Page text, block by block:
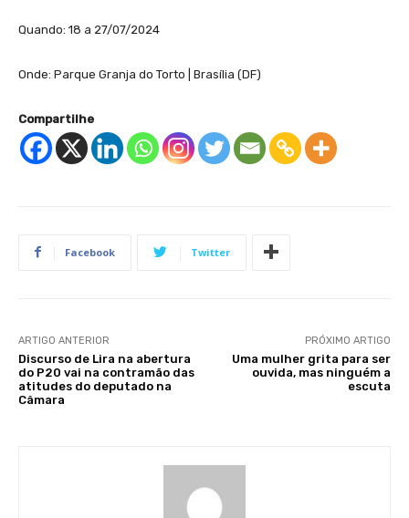
Quando: 18 a 27/07/2024
Onde: Parque Granja do Torto | Brasília (DF)
Compartilhe
Facebook Twitter
ARTIGO ANTERIOR
Discurso de Lira na abertura
do P20 vai na contramão das
atitudes do deputado na
Câmara
PRÓXIMO ARTIGO
Uma mulher grita para ser
ouvida, mas ninguém a
escuta